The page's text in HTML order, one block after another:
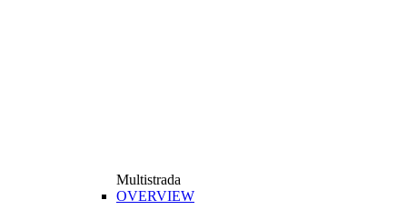
Multistrada
OVERVIEW